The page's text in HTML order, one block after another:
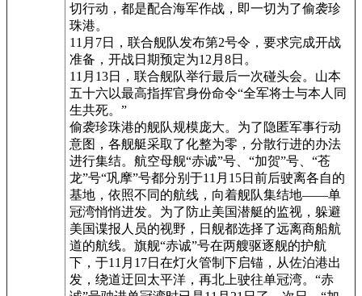
切行动，都是配合海军作战，即一切为了偷袭珍
珠港。
11月7日，联合舰队发布第2号令，要求完成开战
准备，开战日期预定为12月8日。
11月13日，联合舰队举行最后一次碰头会。山本
五十六以最高指挥官身份命令“全军将士与本人同
生共死。”
偷袭珍珠港的舰队规模庞大。为了隐匿军事行动
意图，各舰艇采取了化整为零，分散行进的办法
进行集结。航空母舰“赤诚”号、“加贺”号、“苍
龙”号“巩摩”号都分别于11月15日前后驶离各自的
基地，依照不同的航线，向着舰队集结地——单
冠湾悄悄进发。为了防止美国潜艇的监视，躲避
美国谍报人员的视野，日舰都选择了远离商船航
道的航线。旗舰“赤诚”号在两艘驱逐舰的护航
下，于11月17日在灯火管制下启锚，从佐泊港出
发，绕道迂回太平洋，再北上驶往单冠湾。“赤